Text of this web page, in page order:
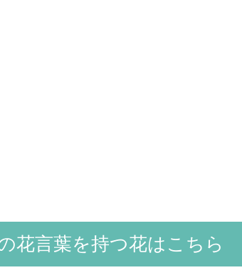
花言葉を持つ花はこちら